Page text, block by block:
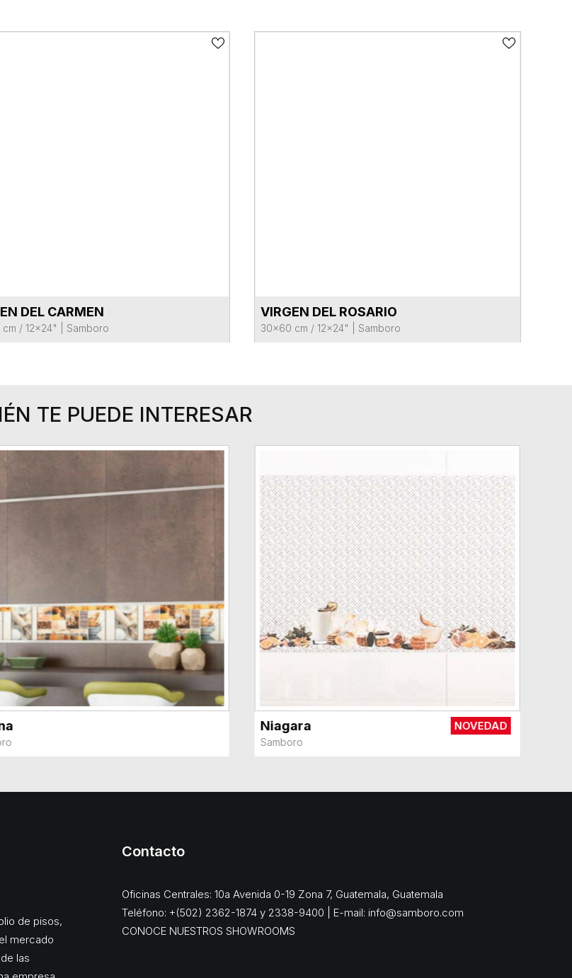
VER FICHA DEL PRODUCTO
DEL CARMEN
/ 12x24" Samboro
VER FICHA DEL PRODUCTO
VIRGEN DEL ROSARIO
30x60 cm / 12x24" Samboro
TE PUEDE INTERESAR
Niagara
Samboro
NOVEDAD
de pisos,
mercado
las
Contacto
Oficinas Centrales: 10a Avenida 0-19 Zona 7, Guatemala, Guatemala
Teléfono: +(502) 2362-1874 y 2338-9400 | E-mail: info@samboro.com
CONOCE NUESTROS SHOWROOMS